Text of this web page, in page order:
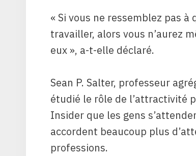
« Si vous ne ressemblez pas
travailler, alors vous n’aurez
eux », a-t-elle déclaré.
Sean P. Salter, professeur
étudié le rôle de l’attractivité
Insider que les gens
accordent beaucoup plus
professions.